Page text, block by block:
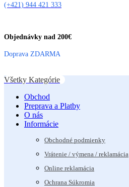
(+421) 944 421 333
Objednávky nad 200€
Doprava ZDARMA
Všetky Kategórie
Obchod
Preprava a Platby
O nás
Informácie
Obchodné podmienky
Vrátenie / výmena / reklamácia
Online reklamácia
Ochrana Súkromia